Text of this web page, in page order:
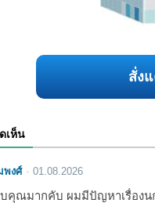
สั่ง
เห็น
พงศ์ 01.08.2026
คุณมากคับ ผมมีปัญหาเรื่องน